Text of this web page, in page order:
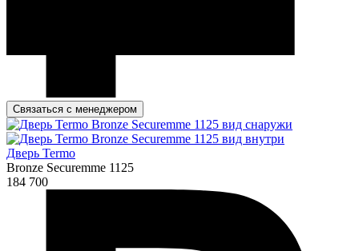
Связаться с менеджером
Дверь Termo
Bronze Securemme 1125
184 700